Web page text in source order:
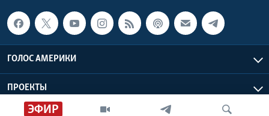
ЭФИР
ГОЛОС АМЕРИКИ
ПРОЕКТЫ